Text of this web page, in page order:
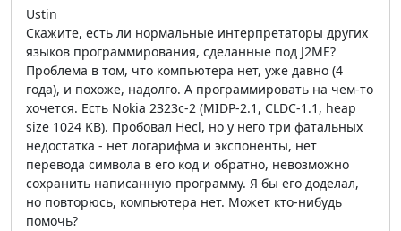
Ustin
Скажите, есть ли нормальные интерпретаторы других
языков программирования, сделанные под J2ME?
Проблема в том, что компьютера нет, уже давно (4
года), и похоже, надолго. А программировать на чем-то
хочется. Есть Nokia 2323c-2 (MIDP-2.1, CLDC-1.1, heap
size 1024 KB). Пробовал Hecl, но у него три фатальных
недостатка - нет логарифма и экспоненты, нет
перевода символа в его код и обратно, невозможно
сохранить написанную программу. Я бы его доделал,
но повторюсь, компьютера нет. Может кто-нибудь
помочь?